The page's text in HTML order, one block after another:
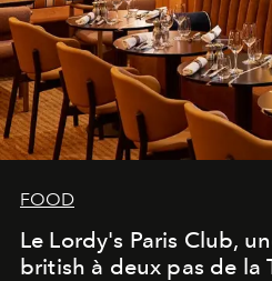
FOOD
Le Lordy's Paris Club,
british à deux pas de la